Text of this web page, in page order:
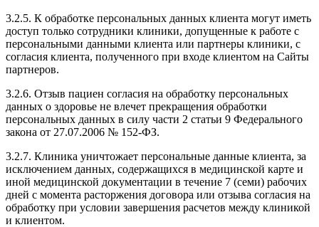
3.2.5. К обработке персональных данных клиента могут иметь
доступ только сотрудники клиники, допущенные к работе с
персональными данными клиента или партнеры клиники, с
согласия клиента, полученного при входе клиентом на Сайты
партнеров.
3.2.6. Отзыв пациен согласия на обработку персональных
данных о здоровье не влечет прекращения обработки
персональных данных в силу части 2 статьи 9 Федерального
закона от 27.07.2006 № 152-ФЗ.
3.2.7. Клиника уничтожает персональные данные клиента, за
исключением данных, содержащихся в медицинской карте и
иной медицинской документации в течение 7 (семи) рабочих
дней с момента расторжения договора или отзыва согласия на
обработку при условии завершения расчетов между клиникой
и клиентом.